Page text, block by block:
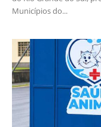
Municípios do...